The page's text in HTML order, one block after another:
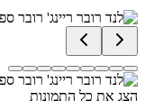
הצג את כל התמונות